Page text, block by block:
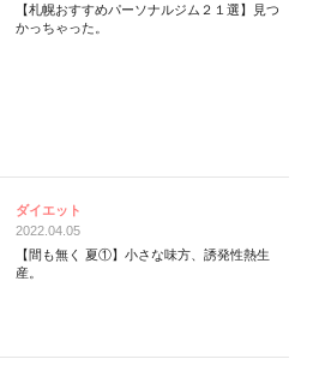
【札幌おすすめパーソナルジム２１選】見つ
かっちゃった。
ダイエット
2022.04.05
【間も無く 夏①】小さな味方、誘発性熱生
産。